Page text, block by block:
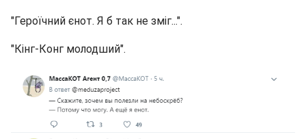
"Героїчний єнот. Я б так не зміг...".
"Кінг-Конг молодший".